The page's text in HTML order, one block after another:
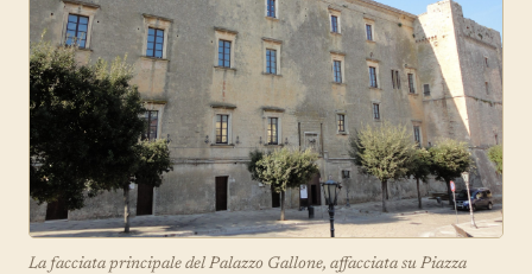
La facciata principale del Palazzo Gallone, affacciata su Piazza